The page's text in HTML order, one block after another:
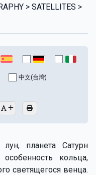
> SATELLITES >
中文(台灣)
планета Сатурн
кольца,
светящегося венца.